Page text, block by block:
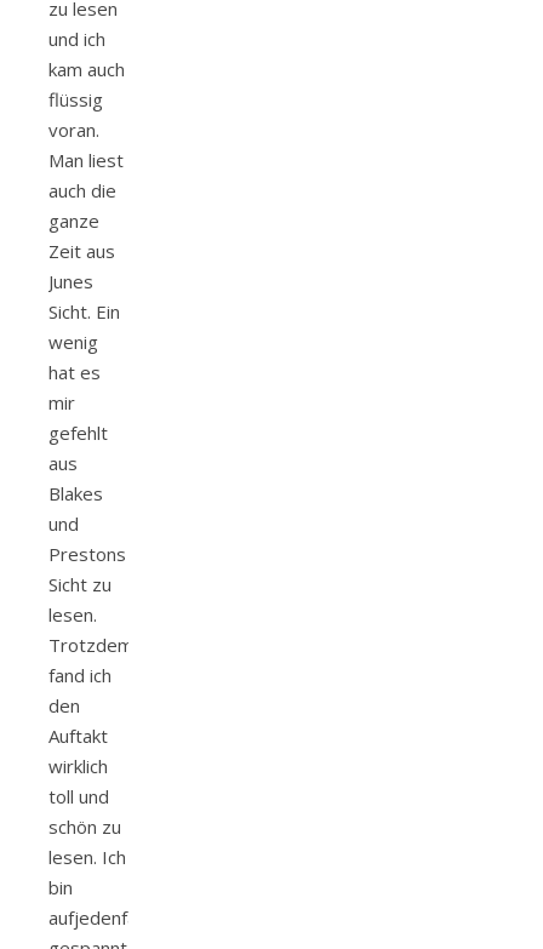
zu lesen
und ich
kam auch
flüssig
voran.
Man liest
auch die
ganze
Zeit aus
Junes
Sicht. Ein
wenig
hat es
mir
gefehlt
aus
Blakes
und
Prestons
Sicht zu
lesen.
Trotzdem
fand ich
den
Auftakt
wirklich
toll und
schön zu
lesen. Ich
bin
aufjedenfall